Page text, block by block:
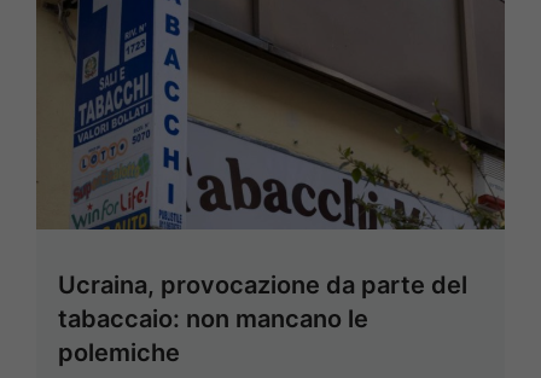
Ucraina, provocazione da parte del
tabaccaio: non mancano le
polemiche